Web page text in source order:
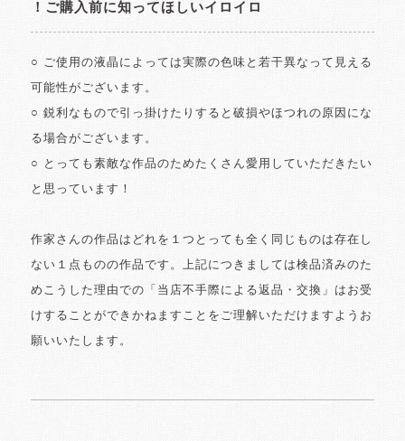
！ご購入前に知ってほしいイロイロ
○ ご使用の液晶によっては実際の色味と若干異なって見える
可能性がございます。
○ 鋭利なもので引っ掛けたりすると破損やほつれの原因にな
る場合がございます。
○ とっても素敵な作品のためたくさん愛用していただきたい
と思っています！
作家さんの作品はどれを１つとっても全く同じものは存在し
ない１点ものの作品です。上記につきましては検品済みのた
めこうした理由での「当店不手際による返品・交換」はお受
けすることができかねますことをご理解いただけますようお
願いいたします。